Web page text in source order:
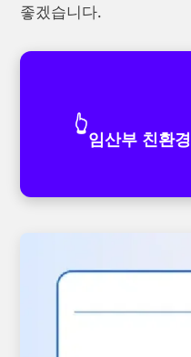
좋겠습니다.
👆
임산부 친환